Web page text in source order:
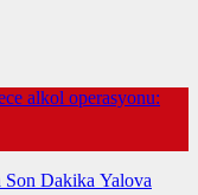
alkol operasyonu:
Dakika Yalova